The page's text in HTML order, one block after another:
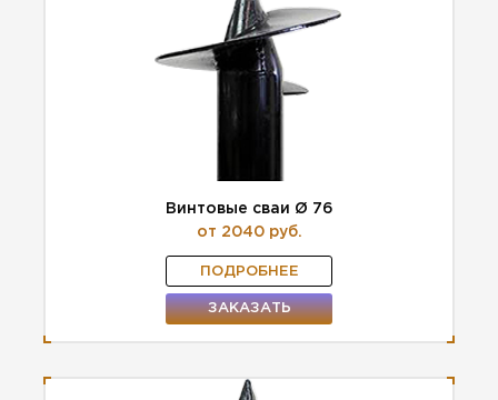
Винтовые сваи Ø 76
от 2040 руб.
ПОДРОБНЕЕ
ЗАКАЗАТЬ